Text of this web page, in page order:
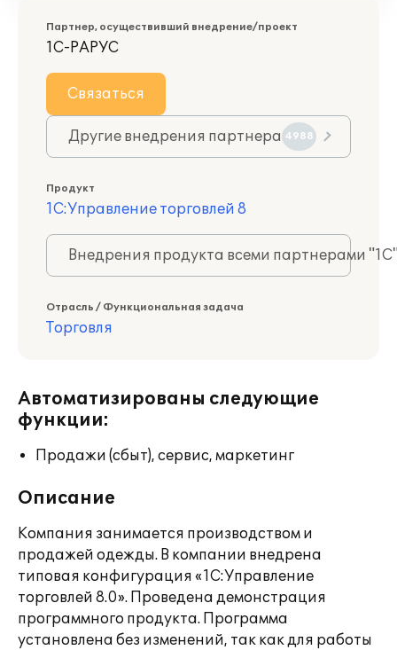
Партнер, осуществивший внедрение/проект
1С-РАРУС
Связаться
Другие внедрения партнера 4988
Продукт
1С:Управление торговлей 8
Внедрения продукта всеми партнерами
Отрасль / Функциональная задача
Торговля
Автоматизированы следующие
функции:
Продажи (сбыт), сервис, маркетинг
Описание
Компания занимается производством и
продажей одежды. В компании внедрена
типовая конфигурация «1С:Управление
торговлей 8.0». Проведена демонстрация
программного продукта. Программа
установлена без изменений, так как для работы